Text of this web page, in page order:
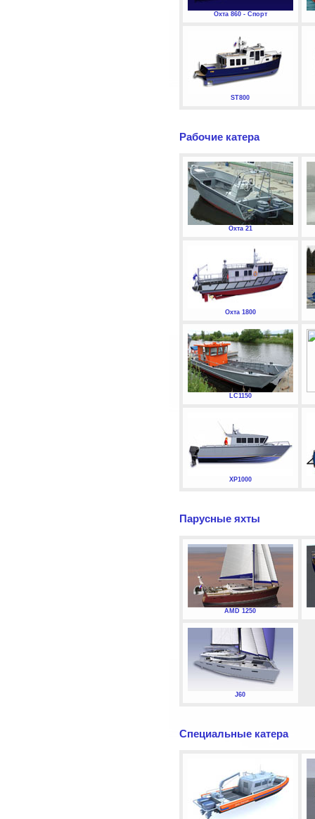
Охта 860 - Спорт
ST800
Рабочие катера
Охта 21
Охта 1800
LC1150
XP1000
Парусные яхты
AMD 1250
J60
Специальные катера